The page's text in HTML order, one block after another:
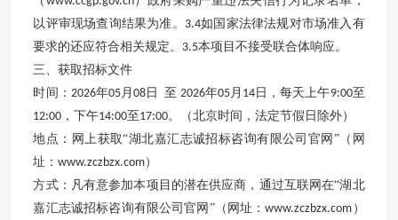
以评审现场查询结果为准。 3.4如国家法律法规对市场准入有
要求的还应符合相关规定。 3.5本项目不接受联合体响应。
三、获取招标文件
时间： 2026年05月08 日 至 2026年05月 14日，每天上午9:00至
12:00 ，下午14:00至 17:00。（北京时间，法定节假日除外）
地点：网上获取“湖北嘉汇志诚招标咨询有限公司官网”（网
址：www.zczbzx.com）
方式：凡有意参加本项目的潜在供应商，通过互联网在“湖北
嘉汇志诚招标咨询有限公司官网”（网址：www.zczbzx.com ）